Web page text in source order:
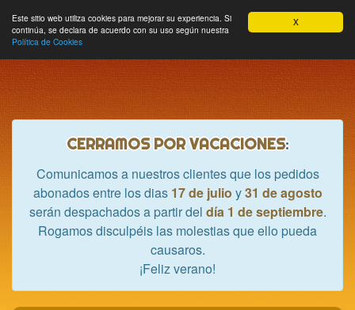
X
Este sitio web utiliza cookies para mejorar su experiencia. Si
continúa, se declara de acuerdo con su uso según nuestra
Política de Cookies
Hobbycrash Mi cuenta
CERRAMOS POR VACACIONES:
Comunicamos a nuestros clientes que los pedidos
abonados entre los dias 17 de julio y31 de agosto
serán despachados a partir del día 1 de septiembre.
Rogamos disculpéis las molestias que ello pueda
causaros.
¡Feliz verano!